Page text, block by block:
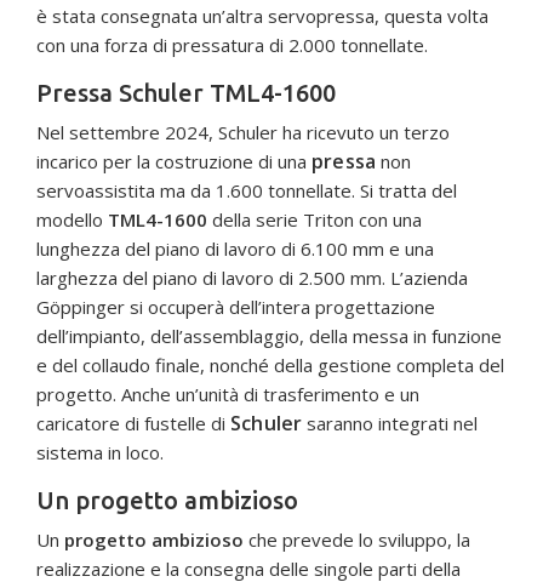
è stata consegnata un’altra servopressa, questa volta
con una forza di pressatura di 2.000 tonnellate.
Pressa Schuler TML4-1600
Nel settembre 2024, Schuler ha ricevuto un terzo
incarico per la costruzione di una pressa non
servoassistita ma da 1.600 tonnellate. Si tratta del
modello TML4-1600 della serie Triton con una
lunghezza del piano di lavoro di 6.100 mm e una
larghezza del piano di lavoro di 2.500 mm. L’azienda
Göppinger si occuperà dell’intera progettazione
dell’impianto, dell’assemblaggio, della messa in funzione
e del collaudo finale, nonché della gestione completa del
progetto. Anche un’unità di trasferimento e un
caricatore di fustelle di Schuler saranno integrati nel
sistema in loco.
Un progetto ambizioso
Un progetto ambizioso che prevede lo sviluppo, la
realizzazione e la consegna delle singole parti della